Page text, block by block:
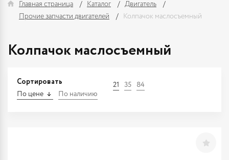
Главная страница Каталог
Двигатель
Прочие запчасти двигателей
Колпачок маслосъемный
Колпачок маслосъемный
Сортировать
По цене По наличию
21 35 84